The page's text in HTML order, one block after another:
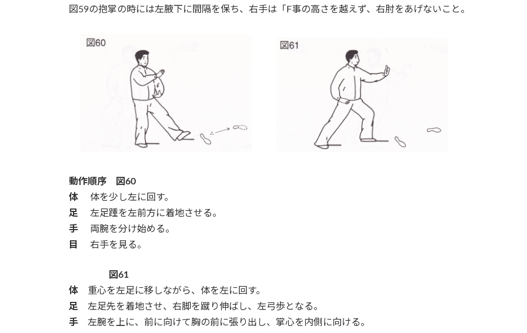
図59の抱掌の時には左腋下に間隔を保ち、右手は「F事の高さを越えず、右肘をあげないこと。
動作順序
図60
体 体を少し左に回す。
足 左足踵を左前方に着地させる。
手 両腕を分け始める。
目
右手を見る。
図61
体 重心を左足に移しながら、体を左に回す。
足 左足先を着地させ、右脚を蹴り伸ばし、左弓歩となる。
手 左腕を上に、前に向けて胸の前に張り出し、掌心を内側に向ける。